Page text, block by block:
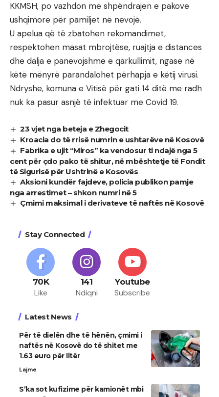
KKMSH, po vazhdon me shpëndrajen e pakove
ushqimore për pamiljet në nevojë.
U apelua që të zbatohen rekomandimet,
respektohen masat mbrojtëse, ruajtja e distances
dhe dalja e panevojshme e qarkullimit, ngase në
këtë mënyrë parandalohet përhapja e këtij virusi.
Ndryshe, komuna e Vitisë për gati 14 ditë me radh
nuk ka pasur asnjë të infektuar me Covid 19.
23 vjet nga beteja e Zhegocit
Kroacia do të rrisë numrin e ushtarëve në Kosovë
Fabrika e ujit “Miros” ka vendosur ti ndajë nga 5
cent për çdo pako të shitur, në mbështetje të Fondit
të Sigurisë për Ushtrinë e Kosovës
Aksioni kundër fajdeve, policia publikon pamje
nga arrestimet – shkon numri në 5
Çmimi maksimal i derivateve të naftës në Kosovë
Stay Connected
70K
Like
141
Ndiqni
Youtube
Subscribe
Latest News
Për të dielën dhe të hënën, çmimi i
naftës në Kosovë do të shitet me
1.63 euro për litër
Lajme
S’ka sot kufizime për kamionët mbi